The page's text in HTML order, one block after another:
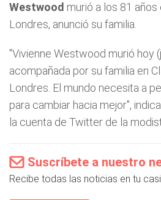
Westwood murió a los 81
Londres, anunció su familia.
"Vivienne Westwood murió hoy
acompañada por su familia en
Londres. El mundo necesita a
para cambiar hacia mejor",
la cuenta de Twitter de la
Suscríbete a nuestro
Recibe todas las noticias en tu